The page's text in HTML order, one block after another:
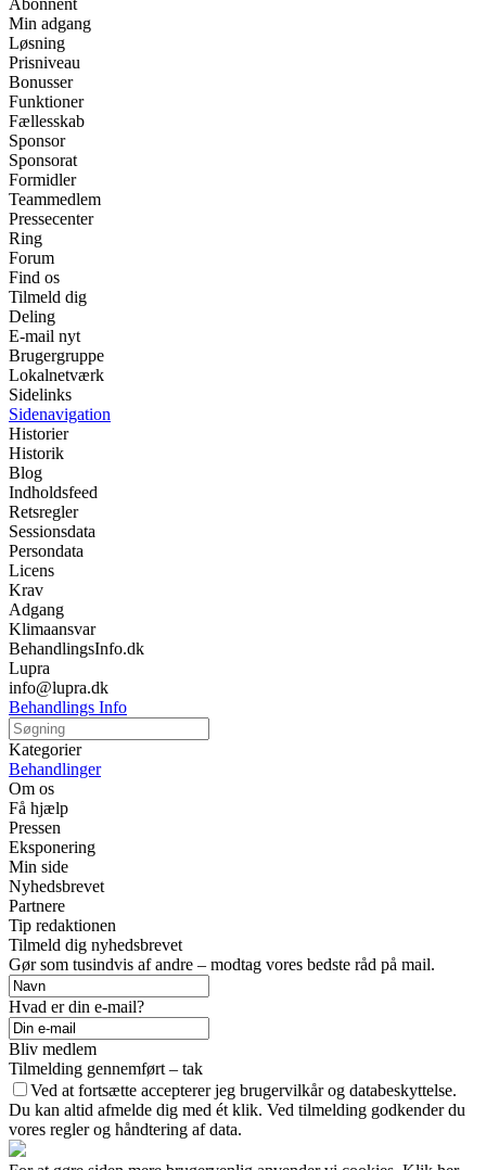
Abonnent
Min adgang
Løsning
Prisniveau
Bonusser
Funktioner
Fællesskab
Sponsor
Sponsorat
Formidler
Teammedlem
Pressecenter
Ring
Forum
Find os
Tilmeld dig
Deling
E-mail nyt
Brugergruppe
Lokalnetværk
Sidelinks
Sidenavigation
Historier
Historik
Blog
Indholdsfeed
Retsregler
Sessionsdata
Persondata
Licens
Krav
Adgang
Klimaansvar
BehandlingsInfo.dk
Lupra
info@lupra.dk
Behandlings Info
Kategorier
Behandlinger
Om os
Få hjælp
Pressen
Eksponering
Min side
Nyhedsbrevet
Partnere
Tip redaktionen
Tilmeld dig nyhedsbrevet
Gør som tusindvis af andre – modtag vores bedste råd på mail.
Hvad er din e-mail?
Bliv medlem
Tilmelding gennemført – tak
Ved at fortsætte accepterer jeg brugervilkår og databeskyttelse.
Du kan altid afmelde dig med ét klik. Ved tilmelding godkender du
vores regler og håndtering af data.